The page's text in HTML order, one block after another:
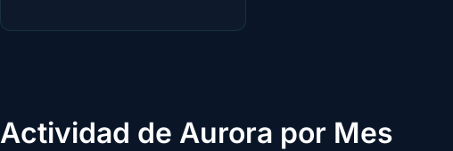
Actividad de Aurora por Mes